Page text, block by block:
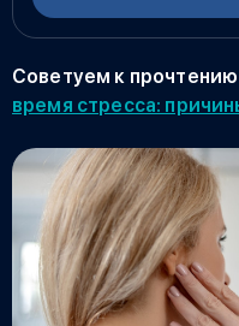
Советуем к
время стресса: